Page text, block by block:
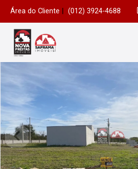
Área do Cliente (012) 3924-4688